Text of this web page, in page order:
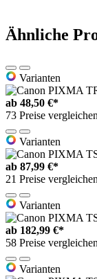
Ähnliche
Varianten
ab 48,50 €*
73 Preise vergleichen
Varianten
ab 87,99 €*
21 Preise vergleichen
Varianten
ab 182,99 €*
58 Preise vergleichen
Varianten